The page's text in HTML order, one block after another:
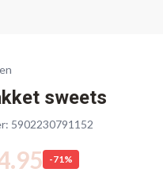
sweets
5902230791152
-71%